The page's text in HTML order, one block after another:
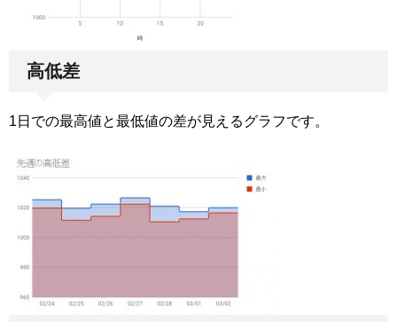
高低差
1日での最高値と最低値の差が見えるグラフです。